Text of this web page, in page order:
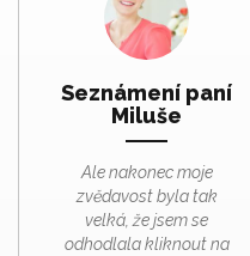
Seznámení paní
Miluše
Ale nakonec moje
zvědavost byla tak
velká, že jsem se
odhodlala kliknout na